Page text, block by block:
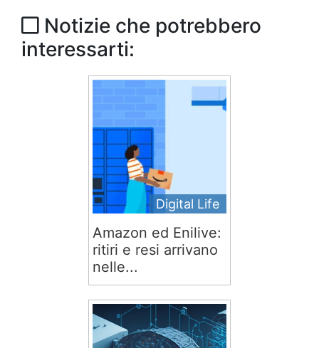
Notizie che potrebbero
interessarti:
Digital Life
Amazon ed Enilive:
ritiri e resi arrivano
nelle...